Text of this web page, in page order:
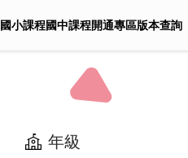
國小課程國中課程開通專區版本查詢
年級